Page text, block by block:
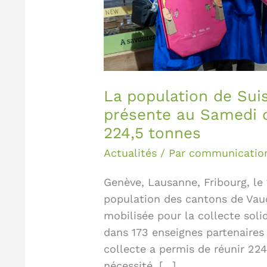
La population de
présente au Samedi
224,5 tonnes
Actualités / Par
Genève, Lausanne, Fribourg,
population des cantons de
mobilisée pour la collecte
dans 173 enseignes
collecte a permis de réunir
partage,
qui
collecté
tonnes